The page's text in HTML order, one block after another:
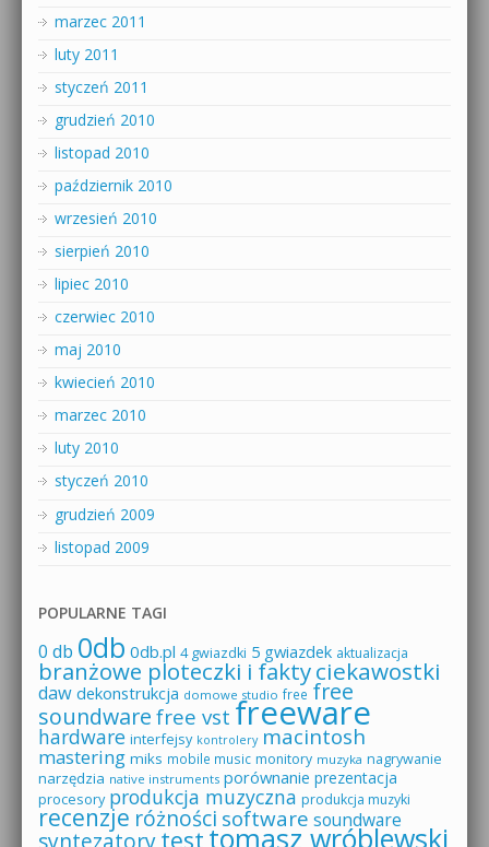
marzec 2011
luty 2011
styczeń 2011
grudzień 2010
listopad 2010
październik 2010
wrzesień 2010
sierpień 2010
lipiec 2010
czerwiec 2010
maj 2010
kwiecień 2010
marzec 2010
luty 2010
styczeń 2010
grudzień 2009
listopad 2009
POPULARNE TAGI
0 db 0db 0db.pl 4 gwiazdki 5 gwiazdek aktualizacja
branżowe ploteczki i faktyciekawostki
daw dekonstrukcja domowe studio free free
soundware free vst freeware
hardware interfejsy kontrolery macintosh
mastering miks mobile music monitory muzyka nagrywanie
narzędzia native instruments porównanie prezentacja
procesory produkcja muzyczna produkcja muzyki
recenzje różności software soundware
testtomasz wróblewski